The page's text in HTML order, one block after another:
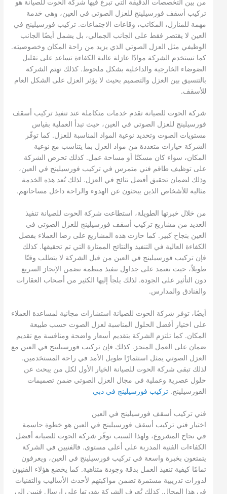
من بين التخصصات الدقيقة التي تبرع فيها شركة الحوت للصيانة هو
تركيب أسقف فورسيلينج للعزل الصوتي في العين، وهي خدمة
مهمة للمنازل، المكاتب، وقاعات الاجتماعات. تركيب فورسيلينج في
العين لا يقتصر فقط على الجانب الجمالي، بل يشمل أيضًا الجانب
الوظيفي مثل العزل الصوتي الذي يزيد من راحة المكان وخصوصيته.
كما تستخدم الشركة موادًا عازلة عالية الكفاءة تساعد على تقليل
الضوضاء الخارجية والداخلية بشكل ملحوظ. كذلك تهتم الشركة
بالتنسيق بين العزل والتصميم بحيث لا يؤثر العزل على الشكل العام
للأسقف.
شركة الحوت للصيانة تقدم خدمات متكاملة عند تنفيذ تركيب أسقف
فورسيلينج للعزل الصوتي في العين، حيث تبدأ العملية بقياس
مستويات الصوت وتحديد نوعية المواد المناسبة للعزل. كما توفّر
الشركة خيارات متعددة من مواد العزل بما يتناسب مع نوعية
المكان، سواء كان مسكنًا أو مساحة عمل. كذلك تحرص الشركة
على توظيف طاقم فني متمرس في تركيب فورسيلينج في العين،
وذلك لضمان تحقيق أفضل نتائج في العزل. لذلك تُعد هذه الخدمة
مثالية للأشخاص الذين يبحثون عن الهدوء والراحة داخل مساحاتهم.
من خلال خبرتها الطويلة، استطاعت شركة الحوت للصيانة تنفيذ
العديد من مشاريع تركيب أسقف فورسيلينج للعزل الصوتي في
العين بنجاح كبير. كما حازت هذه المشاريع على رضا العملاء بفضل
الكفاءة العالية في التنفيذ والنتائج الممتازة التي تم تحقيقها. كذلك
فإن تركيب فورسيلينج في العين من قبل الشركة لا يتطلب وقتًا
طويلاً، حيث تعتمد على جداول تنفيذ منظمة تضمن الإنجاز السريع
دون التأثير على الجودة. لذلك يلجأ إليها الكثير من أصحاب العقارات
والفنادق والمدارس.
أيضًا، توفر شركة الحوت للصيانة استشارات مجانية لمساعدة العملاء
على اختيار أفضل الحلول المناسبة لعزل الصوت حسب طبيعة
المكان. كما تلتزم الشركة بتقديم أسعار واضحة ومنافسة مع تقديم
ضمان على العمل المنجز. كذلك فإن تركيب فورسيلينج في العين مع
العزل الصوتي يمثل استثمارًا طويل الأمد في راحة المستخدمين.
لذلك تبقى شركة الحوت للصيانة الخيار الأول لكل من يبحث عن
حلول عصرية وعملية في مجال العزل الصوتي ضمن تصميمات
الفورسيلينج. تركيب فورسيلينج في دبي
فني تركيب أسقف فورسيلينج في العين
اختيار فني تركيب أسقف فورسيلينج في العين هو خطوة حاسمة
في نجاح المشروع، ولهذا السبب توفّر شركة الحوت للصيانة أفضل
الكفاءات الفنية المدربة على أعلى مستوى. فالفنيين في الشركة
يتمتعون بخبرة واسعة في تركيب فورسيلينج في العين، ويعرفون
تمامًا كيفية تنفيذ العمل بدقة وجودة متناهية. كما يخضع هؤلاء الفنيون
لدورات تدريبية مستمرة تضمن مواكبتهم لأحدث الأساليب والتقنيات
في هذا المجال. كذلك تُعرف الشركة بقدرتها على إرسال فنيين إلى